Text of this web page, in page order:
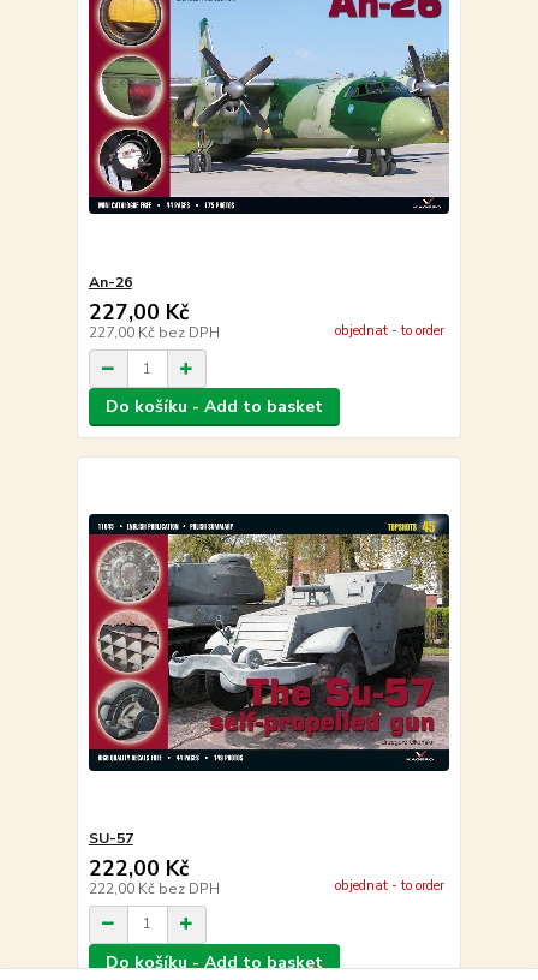
An-26
227,00 Kč
227,00 Kč bez DPH objednat - to order
Do košíku - Add to basket
SU-57
222,00 Kč
222,00 Kč bez DPH objednat - to order
Do košíku - Add to basket